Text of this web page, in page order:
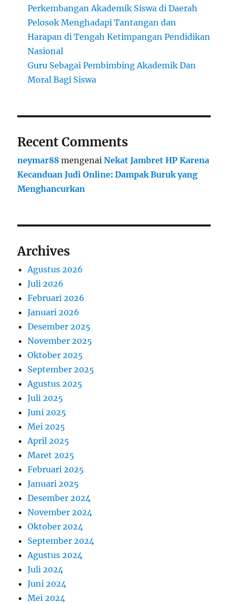
Perkembangan Akademik Siswa di Daerah
Pelosok Menghadapi Tantangan dan
Harapan di Tengah Ketimpangan Pendidikan
Nasional
Guru Sebagai Pembimbing Akademik Dan
Moral Bagi Siswa
Recent Comments
neymar88 mengenaiNekat Jambret HP Karena
Kecanduan Judi Online: Dampak Buruk yang
Menghancurkan
Archives
Agustus 2026
Juli 2026
Februari 2026
Januari 2026
Desember 2025
November 2025
Oktober 2025
September 2025
Agustus 2025
Juli 2025
Juni 2025
Mei 2025
April 2025
Maret 2025
Februari 2025
Januari 2025
Desember 2024
November 2024
Oktober 2024
September 2024
Agustus 2024
Juli 2024
Juni 2024
Mei 2024